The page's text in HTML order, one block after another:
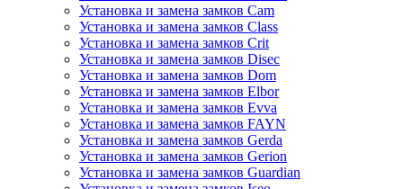
Установка и замена замков Cam
Установка и замена замков Class
Установка и замена замков Crit
Установка и замена замков Disec
Установка и замена замков Dom
Установка и замена замков Elbor
Установка и замена замков Evva
Установка и замена замков FAYN
Установка и замена замков Gerda
Установка и замена замков Gerion
Установка и замена замков Guardian